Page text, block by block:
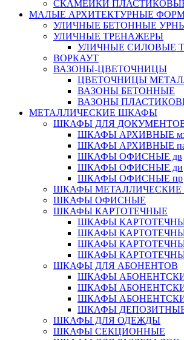
СКАМЕЙКИ
МАЛЫЕ АРХИТЕКТУРНЫЕ
УЛИЧНЫЕ БЕТОННЫЕ
УЛИЧНЫЕ ТРЕНАЖЕРЫ
УЛИЧНЫЕ СИЛОВЫЕ
ВОРКАУТ
ВАЗОНЫ-ЦВЕТОЧНИЦЫ
ЦВЕТОЧНИЦЫ
ВАЗОНЫ БЕТОННЫЕ
ВАЗОНЫ
МЕТАЛЛИЧЕСКИЕ ШКАФЫ
ШКАФЫ ДЛЯ
ШКАФЫ АРХИВНЫЕ
ШКАФЫ АРХИВНЫЕ
ШКАФЫ ОФИСНЫЕ дв
ШКАФЫ ОФИСНЫЕ ди
ШКАФЫ ОФИСНЫЕ пр
ШКАФЫ МЕТАЛЛИЧЕСКИЕ
ШКАФЫ ОФИСНЫЕ
ШКАФЫ КАРТОТЕЧНЫЕ
ШКАФЫ
ШКАФЫ КАРТОТЕЧНЫЕ
ШКАФЫ
ШКАФЫ
ШКАФЫ ДЛЯ АБОНЕНТОВ
ШКАФЫ
ШКАФЫ
ШКАФЫ
ШКАФЫ ДЕПОЗИТНЫЕ
ШКАФЫ ДЛЯ ОДЕЖДЫ
ШКАФЫ СЕКЦИОННЫЕ